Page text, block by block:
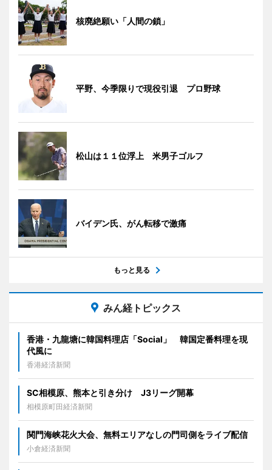
核廃絶願い「人間の鎖」
平野、今季限りで現役引退 プロ野球
松山は１１位浮上 米男子ゴルフ
バイデン氏、がん転移で激痛
もっと見る
みん経トピックス
香港・九龍塘に韓国料理店「Social」 韓国定番料理を現
代風に
香港経済新聞
SC相模原、熊本と引き分け J3リーグ開幕
相模原町田経済新聞
関門海峡花火大会、無料エリアなしの門司側をライブ配信
小倉経済新聞